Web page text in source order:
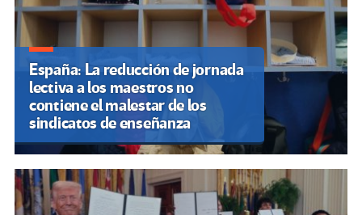
España: La reducción de jornada
lectiva a los maestros no
contiene el malestar de los
sindicatos de enseñanza